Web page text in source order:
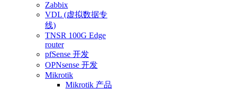
Zabbix
VDL (虚拟数据专
线)
TNSR 100G Edge
router
pfSense 开发
OPNsense 开发
Mikrotik
Mikrotik 产品